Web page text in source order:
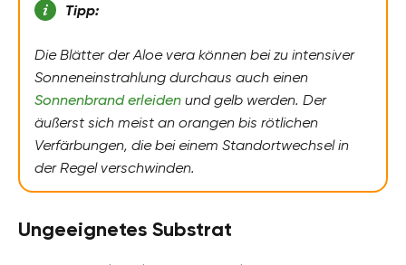
Tipp:
Die Blätter der Aloe vera können bei zu intensiver
Sonneneinstrahlung durchaus auch einen
Sonnenbrand erleiden und gelb werden. Der
äußerst sich meist an orangen bis rötlichen
Verfärbungen, die bei einem Standortwechsel in
der Regel verschwinden.
Ungeeignetes Substrat